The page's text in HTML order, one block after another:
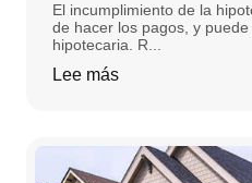
El incumplimiento de la
de hacer los pagos, y
hipotecaria. R...
Lee más